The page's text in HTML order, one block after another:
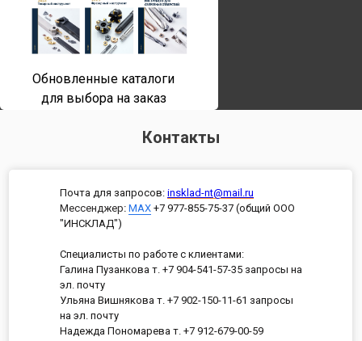
Обновленные каталоги
для выбора на заказ
Контакты
Почта для запросов: insklad-nt@mail.ru
Мессенджер: MAX +7 977-855-75-37 (общий ООО
"ИНСКЛАД")
Специалисты по работе с клиентами:
Галина Пузанкова т. +7 904-541-57-35 запросы на
эл. почту
Ульяна Вишнякова т. +7 902-150-11-61 запросы
на эл. почту
Надежда Пономарева т. +7 912-679-00-59